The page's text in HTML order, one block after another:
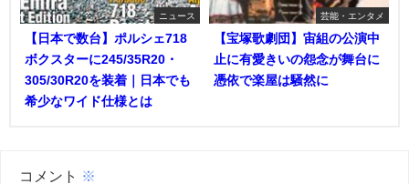
ニュース
【日本で数台】ポルシェ718
ボクスターに245/35R20・
305/30R20を装着｜日本でも
希少なワイド仕様とは
芸能・エンタメ
【宝塚歌劇団】宙組の公演中
止に有愛きいの怨念が舞台に
憑依で楽屋は騒然に
コメント ※